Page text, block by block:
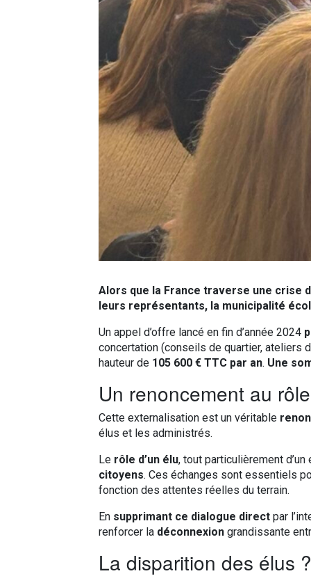
Alors que la France traverse une crise
leurs représentants, la municipalité
Un appel d’offre lancé en fin d’année 2024
concertation (conseils de quartier, ateliers
hauteur de 105 600 € TTC par an. Une
Un renoncement au
Cette externalisation est un véritable
élus et les administrés.
Le rôle d’un élu, tout particulièrement d’un
citoyens. Ces échanges sont essentiels
fonction des attentes réelles du terrain.
En supprimant ce dialogue direct par
renforcer la déconnexion grandissante
La disparition des élus ?